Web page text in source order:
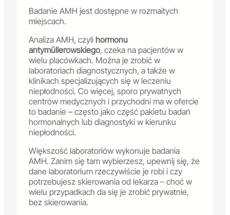
Badanie AMH jest dostępne w rozmaitych
miejscach.
Analiza AMH, czyli hormonu
antymüllerowskiego, czeka na pacjentów w
wielu placówkach. Można je zrobić w
laboratoriach diagnostycznych, a także w
klinikach specjalizujących się w leczeniu
niepłodności. Co więcej, sporo prywatnych
centrów medycznych i przychodni ma w ofercie
to badanie – często jako część pakietu badań
hormonalnych lub diagnostyki w kierunku
niepłodności.
Większość laboratoriów wykonuje badania
AMH. Zanim się tam wybierzesz, upewnij się, że
dane laboratorium rzeczywiście je robi i czy
potrzebujesz skierowania od lekarza – choć w
wielu przypadkach da się je zrobić prywatnie,
bez skierowania.